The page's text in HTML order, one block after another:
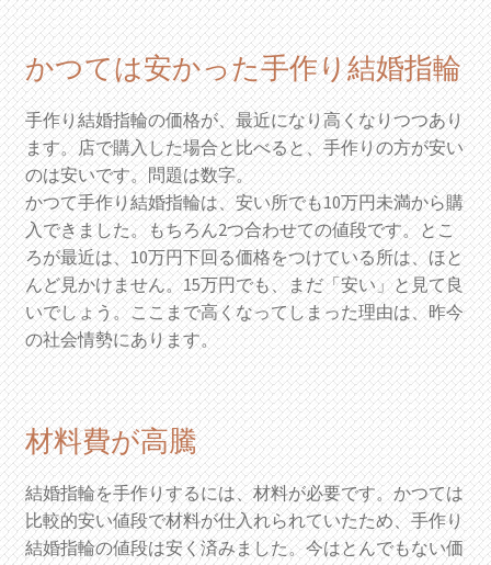
かつては安かった手作り結婚指輪
手作り結婚指輪の価格が、最近になり高くなりつつあり
ます。店で購入した場合と比べると、手作りの方が安い
のは安いです。問題は数字。
かつて手作り結婚指輪は、安い所でも10万円未満から購
入できました。もちろん2つ合わせての値段です。とこ
ろが最近は、10万円下回る価格をつけている所は、ほと
んど見かけません。15万円でも、まだ「安い」と見て良
いでしょう。ここまで高くなってしまった理由は、昨今
の社会情勢にあります。
材料費が高騰
結婚指輪を手作りするには、材料が必要です。かつては
比較的安い値段で材料が仕入れられていたため、手作り
結婚指輪の値段は安く済みました。今はとんでもない価